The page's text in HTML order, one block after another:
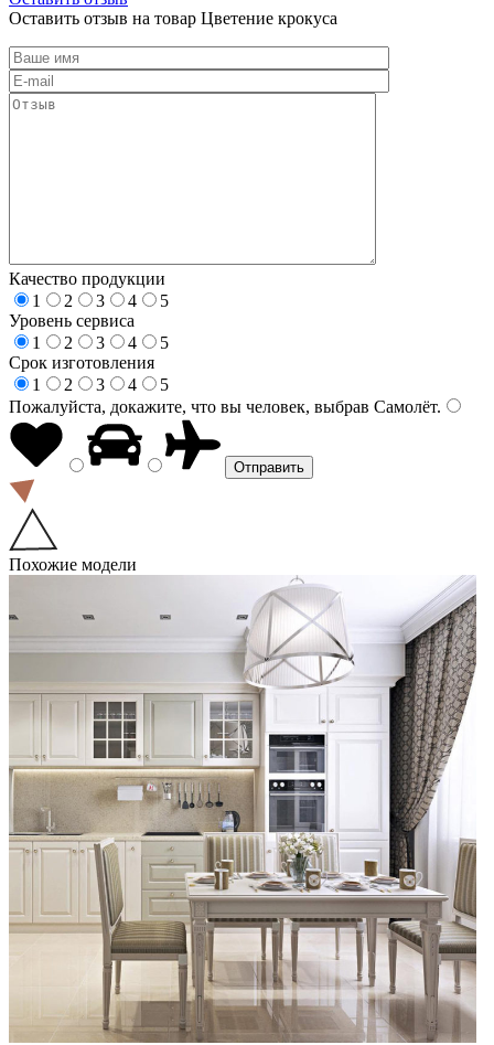
Оставить отзыв на товар Цветение крокуса
Качество продукции
1
2 3 4
5
Уровень сервиса
1
2 3 4
5
Срок изготовления
1
2 3 4
5
Пожалуйста, докажите, что вы человек, выбрав Самолёт.
Похожие модели